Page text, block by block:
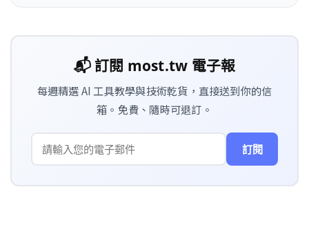
📬 訂閱 most.tw 電子報
每週精選 AI 工具教學與技術乾貨，直接送到你的信
箱。免費、隨時可退訂。
訂閱